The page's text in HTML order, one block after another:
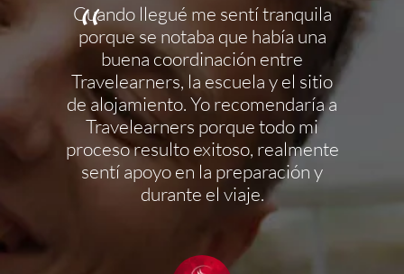
el
de
y
y nos
y
parte
Cuando llegué me sentí tranquila
porque se notaba que había una
buena coordinación entre
Travelearners, la escuela y el sitio
de alojamiento. Yo recomendaría a
Travelearners porque todo mi
proceso resulto exitoso, realmente
sentí apoyo en la preparación y
durante el viaje.